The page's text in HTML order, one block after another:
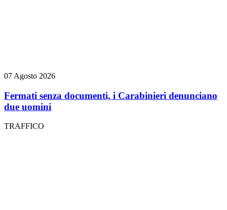
07 Agosto 2026
Fermati senza documenti, i Carabinieri denunciano
due uomini
TRAFFICO